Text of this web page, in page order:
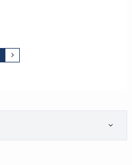
elektronik dizgiye de
yayıncılık yazılımları